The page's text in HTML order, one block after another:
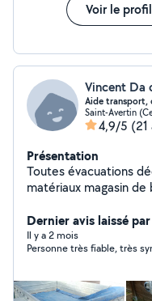
Voir le profil
Vincent Da
Aide transport,
Saint-Avertin
4,9/5 (21
Présentation
Toutes évacuations
matériaux magasin de bricolage
6 m N hésitez pas à
Dernier avis laissé
Il y a 2 mois
Personne très fiable, très